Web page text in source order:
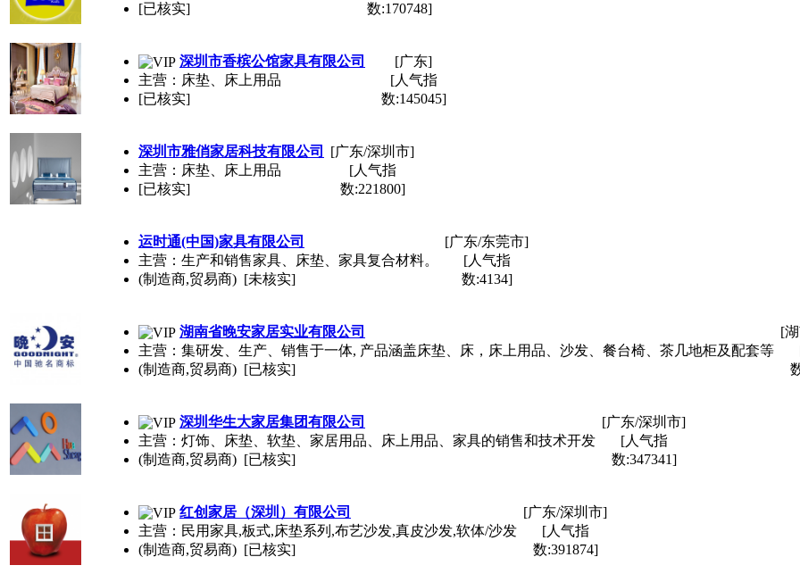
[已核实]
数:170748]
深圳市香槟公馆家具有限公司
主营：床垫、床上用品
[已核实]
[广东]
[人气指
数:145045]
深圳市雅俏家居科技有限公司
主营：床垫、床上用品
[已核实]
[广东/深圳市]
[人气指
数:221800]
运时通(中国)家具有限公司
主营：生产和销售家具、床垫、家具复合材料。
(制造商,贸易商) [未核实]
[广东/东莞市]
[人气指
数:4134]
湖南省晚安家居实业有限公司
主营：集研发、生产、销售于一体, 产品涵盖床垫、床，床上用品、沙发、餐台椅、茶几地柜及配套等
(制造商,贸易商) [已核实]
[
深圳华生大家居集团有限公司
主营：灯饰、床垫、软垫、家居用品、床上用品、家具的销售和技术开发
(制造商,贸易商) [已核实]
[广东/深圳市]
[人气指
数:347341]
红创家居（深圳）有限公司
主营：民用家具,板式,床垫系列,布艺沙发,真皮沙发,软体/沙发
(制造商,贸易商) [已核实]
[广东/深圳市]
[人气指
数:391874]